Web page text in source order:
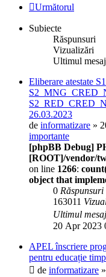
Următorul
Subiecte
Răspunsuri
Vizualizări
Ultimul mesaj
Eliberare atestate
26.03.2023
de informatizare »
importante
[phpBB Debug]
[ROOT]/vendor/
on line 1266:
object that
0 Răspunsuri
163011
Ultimul mesaj
20 Apr 2023
APEL înscriere
pentru educație
de informatizare